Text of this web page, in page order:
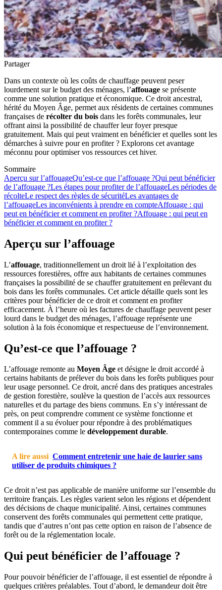
Partager
Dans un contexte où les coûts de chauffage peuvent peser
lourdement sur le budget des ménages, l’affouage se présente
comme une solution pratique et économique. Ce droit ancestral,
hérité du Moyen Âge, permet aux résidents de certaines communes
françaises de récolter du bois dans les forêts communales, leur
offrant ainsi la possibilité de chauffer leur foyer presque
gratuitement. Mais qui peut vraiment en bénéficier et quelles sont les
démarches à suivre pour en profiter ? Explorons cet avantage
méconnu pour optimiser vos ressources cet hiver.
Sommaire
Aperçu sur l’affouageQu’est-ce que l’affouage ?Qui peut bénéficier
de l’affouage ?Les étapes pour profiter de l’affouageLes périodes de
récolteLe respect des règles de sécuritéLes avantages de
l’affouageLes inconvénients à prendre en compteAffouage : qui
peut en bénéficier et comment en profiter ?Affouage : qui peut en
bénéficier et comment en profiter ?
Aperçu sur l’affouage
L’affouage, traditionnellement un droit lié à l’exploitation des
ressources forestières, offre aux habitants de certaines communes
françaises la possibilité de se chauffer gratuitement en prélevant du
bois dans les forêts communales. Cet article détaille quels sont les
critères pour bénéficier de ce droit et comment en profiter
efficacement. À l’heure où les factures de chauffage peuvent peser
lourd dans le budget des ménages, l’affouage représente une
solution à la fois économique et respectueuse de l’environnement.
Qu’est-ce que l’affouage ?
L’affouage remonte au Moyen Âge et désigne le droit accordé à
certains habitants de prélever du bois dans les forêts publiques pour
leur usage personnel. Ce droit, ancré dans des pratiques ancestrales
de gestion forestière, soulève la question de l’accès aux ressources
naturelles et du partage des biens communs. En s’y intéressant de
près, on peut comprendre comment ce système fonctionne et
comment il a su évoluer pour répondre à des problématiques
contemporaines comme le développement durable.
A lire aussi Comment entretenir une haie de laurier sans
utiliser de produits chimiques ?
Ce droit n’est pas applicable de manière uniforme sur l’ensemble du
territoire français. Les règles varient selon les régions et dépendent
des décisions de chaque municipalité. Ainsi, certaines communes
conservent des forêts communales qui permettent cette pratique,
tandis que d’autres n’ont pas cette option en raison de l’absence de
forêt ou de la réglementation locale.
Qui peut bénéficier de l’affouage ?
Pour pouvoir bénéficier de l’affouage, il est essentiel de répondre à
quelques critères préalables. Tout d’abord, le demandeur doit être